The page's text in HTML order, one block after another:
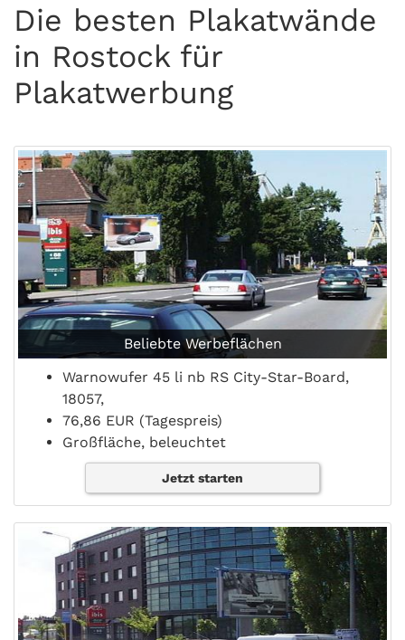
Die besten Plakatwände
in Rostock für
Plakatwerbung
Beliebte Werbeflächen
Warnowufer 45 li nb RS City-Star-Board,
18057,
76,86 EUR (Tagespreis)
Großfläche, beleuchtet
Jetzt starten